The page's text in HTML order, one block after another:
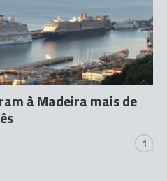
à Madeira mais de
1